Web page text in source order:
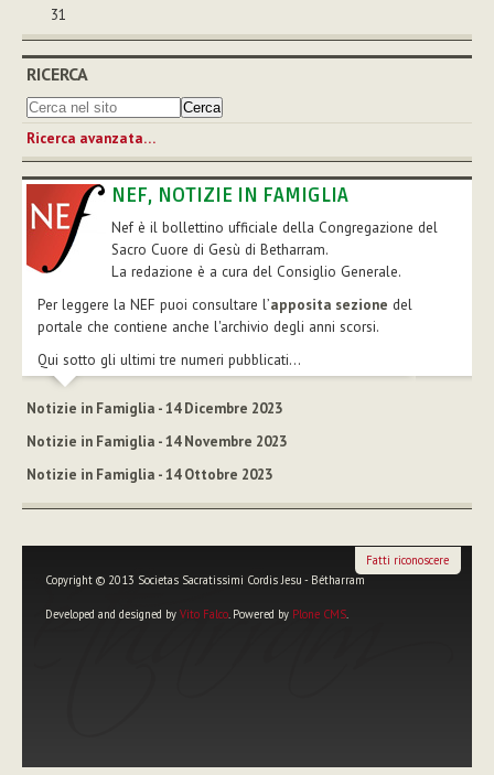
31
RICERCA
Ricerca avanzata…
NEF, NOTIZIE IN FAMIGLIA
Nef è il bollettino ufficiale della Congregazione del
Sacro Cuore di Gesù di Betharram.
La redazione è a cura del Consiglio Generale.
Per leggere la NEF puoi consultare l’apposita sezione del
portale che contiene anche l'archivio degli anni scorsi.
Qui sotto gli ultimi tre numeri pubblicati...
Notizie in Famiglia - 14 Dicembre 2023
Notizie in Famiglia - 14 Novembre 2023
Notizie in Famiglia - 14 Ottobre 2023
Copyright © 2013 Societas Sacratissimi Cordis Jesu - Bétharram
Developed and designed by Vito Falco. Powered by Plone CMS.
Fatti riconoscere